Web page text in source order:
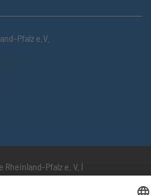
Pfalz e.V.
Pfalz e. V. |
and Conditions|Newsletter|